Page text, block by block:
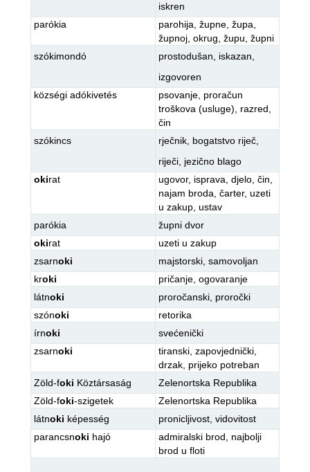
iskren
parókia
parohija župne, župa
župnoj, okrug župu župni
szókimondó
prostodušan iskazan
izgovoren
községi adókivetés
psovanje, proračun
troškova (usluge)
razred
čin
szókincs
rječnik, bogatstvo riječ,
riječi, jezično blago
okirat ugovor, isprava djelo, čin
najam broda čarter, uzeti
u zakup, ustav
parókia
župni dvor
okirat
uzeti u zakup
zsarnoki majstorski, samovoljan
kroki pričanje, ogovaranje
látnoki proročanski, proročki
szónoki
retorika
írnoki
svećenički
zsarnoki tiranski, zapovjednički,
drzak, prijeko potreban
Zöld-foki Köztársaság
Zelenortska Republika
Zöld-foki-szigetek
Zelenortska Republika
látnoki képesség pronicljivost, vidovitost
parancsnoki hajó admiralski brod
najbolji
brod u floti